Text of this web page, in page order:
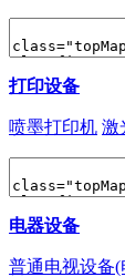
打印设备
喷墨打印机 激
电器设备
普通电视设备(